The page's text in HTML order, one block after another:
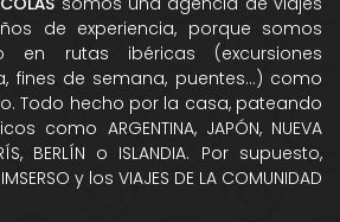
de experiencia, porque somos
en rutas ibéricas (excursiones
fines de semana, puentes...) como
Todo hecho por la casa, pateando
como ARGENTINA, JAPÓN, NUEVA
BERLÍN o ISLANDIA. Por supuesto,
y los VIAJES DE LA COMUNIDAD